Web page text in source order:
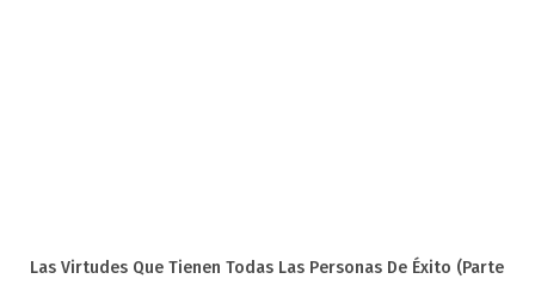
Las Virtudes Que Tienen Todas Las Personas De Éxito (parte